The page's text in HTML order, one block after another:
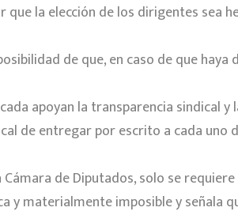
la elección de los dirigentes sea
de que, en caso de que
apoyan la transparencia sindical
de entregar por escrito a cada
de Diputados, solo se
y materialmente imposible y señala